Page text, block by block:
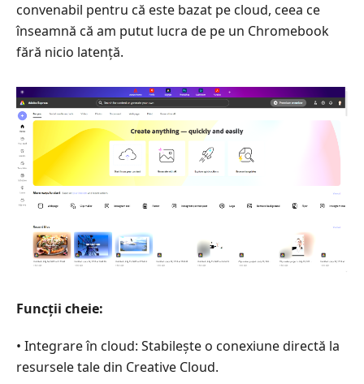
convenabil pentru că este bazat pe cloud, ceea ce
înseamnă că am putut lucra de pe un Chromebook
fără nicio latență.
Funcții cheie:
• Integrare în cloud: Stabilește o conexiune directă la
resursele tale din Creative Cloud.